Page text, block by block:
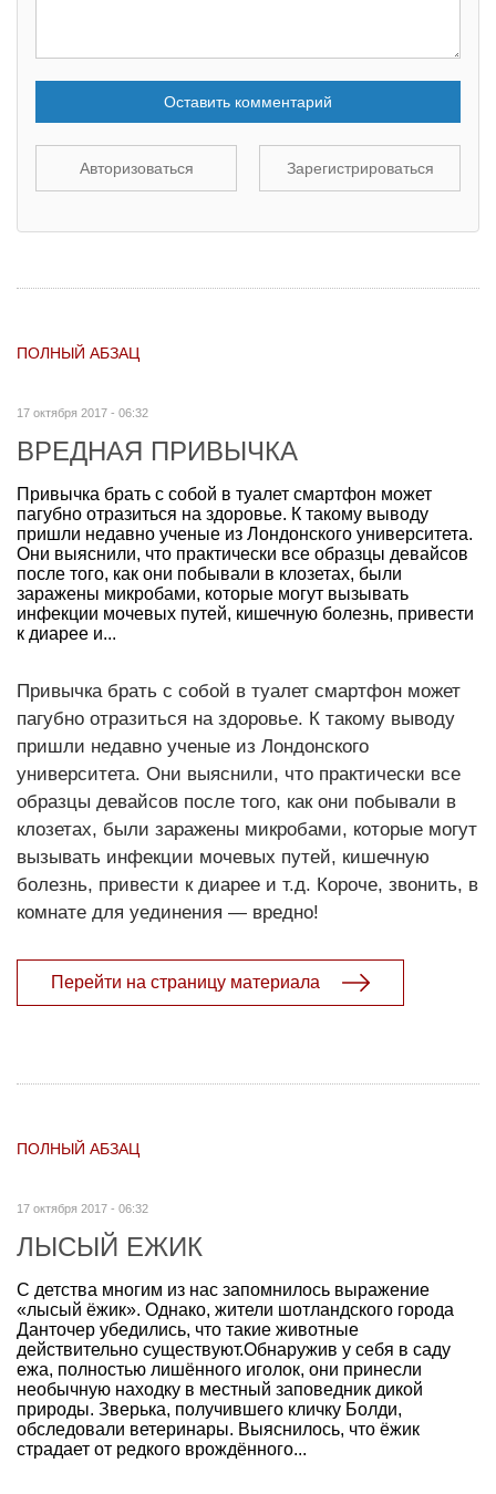
Оставить комментарий
Авторизоваться Зарегистрироваться
ПОЛНЫЙ АБЗАЦ
17 октября 2017 - 06:32
ВРЕДНАЯ ПРИВЫЧКА
Привычка брать с собой в туалет смартфон может
пагубно отразиться на здоровье. К такому выводу
пришли недавно ученые из Лондонского университета.
Они выяснили, что практически все образцы девайсов
после того, как они побывали в клозетах, были
заражены микробами, которые могут вызывать
инфекции мочевых путей, кишечную болезнь, привести
к диарее и...
Привычка брать с собой в туалет смартфон может
пагубно отразиться на здоровье. К такому выводу
пришли недавно ученые из Лондонского
университета. Они выяснили, что практически все
образцы девайсов после того, как они побывали в
клозетах, были заражены микробами, которые могут
вызывать инфекции мочевых путей, кишечную
болезнь, привести к диарее и т.д. Короче, звонить, в
комнате для уединения — вредно!
Перейти на страницу материала
ПОЛНЫЙ АБЗАЦ
17 октября 2017 - 06:32
ЛЫСЫЙ ЕЖИК
С детства многим из нас запомнилось выражение
«лысый ёжик». Однако, жители шотландского города
Данточер убедились, что такие животные
действительно существуют.Обнаружив у себя в саду
ежа, полностью лишённого иголок, они принесли
необычную находку в местный заповедник дикой
природы. Зверька, получившего кличку Болди,
обследовали ветеринары. Выяснилось, что ёжик
страдает от редкого врождённого...